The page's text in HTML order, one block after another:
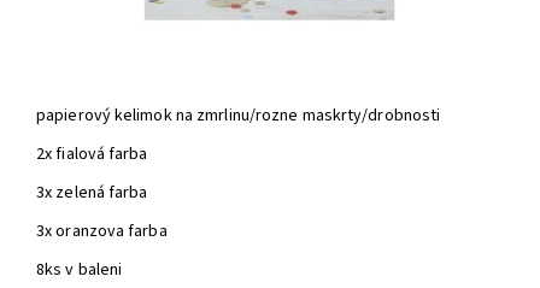
papierový kelimok na zmrlinu/rozne maskrty/drobnosti
2x fialová farba
3x zelená farba
3x oranzova farba
8ks v baleni